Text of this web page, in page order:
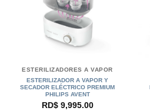
ESTERILIZADORES A VAPOR
ESTERILIZADOR A VAPOR Y
SECADOR ELÉCTRICO PREMIUM
PHILIPS AVENT
RD$9,995.00